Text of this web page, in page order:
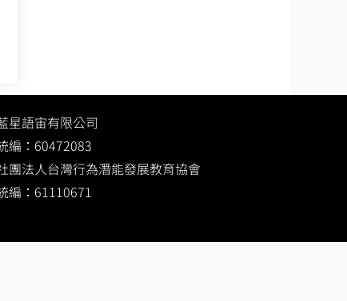
星語宙有限公司
編：60472083
團法人台灣行為潛能發展教育協會
編：61110671